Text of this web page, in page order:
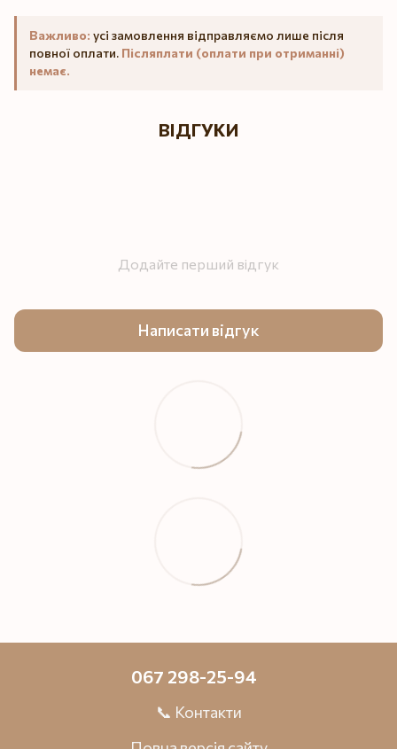
Важливо: усі замовлення відправляємо лише після
повної оплати. Післяплати (оплати при отриманні)
немає.
ВІДГУКИ
Додайте перший відгук
Написати відгук
067 298-25-94
📞 Контакти